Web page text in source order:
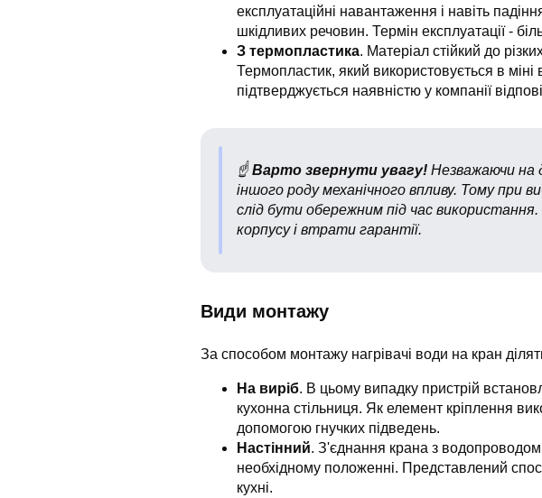
експлуатаційні навантаження і навіть
шкідливих речовин. Термін експлуатації -
З термопластика. Матеріал стійкий до
Термопластик, який використовується в
підтверджується наявністю у компанії
☝ Варто звернути увагу! Незважаючи на
іншого роду механічного впливу. Тому при
слід бути обережним під час
корпусу і втрати гарантії.
Види монтажу
За способом монтажу нагрівачі води на кран
На виріб. В цьому випадку пристрій
кухонна стільниця. Як елемент кріплення
допомогою гнучких підведень.
Настінний. З'єднання крана з водопроводом
необхідному положенні. Представлений
кухні.